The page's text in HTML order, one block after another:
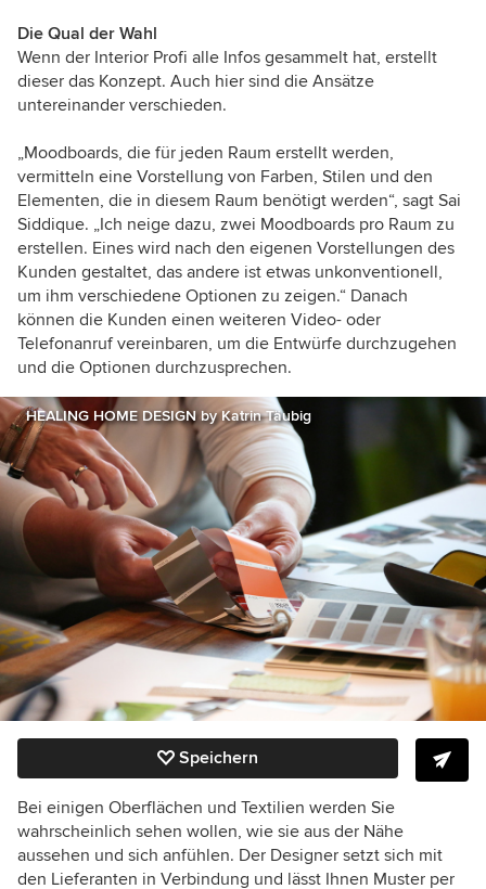
Die Qual der Wahl
Wenn der Interior Profi alle Infos gesammelt hat, erstellt
dieser das Konzept. Auch hier sind die Ansätze
untereinander verschieden.
„Moodboards, die für jeden Raum erstellt werden,
vermitteln eine Vorstellung von Farben, Stilen und den
Elementen, die in diesem Raum benötigt werden“, sagt Sai
Siddique. „Ich neige dazu, zwei Moodboards pro Raum zu
erstellen. Eines wird nach den eigenen Vorstellungen des
Kunden gestaltet, das andere ist etwas unkonventionell,
um ihm verschiedene Optionen zu zeigen.“ Danach
können die Kunden einen weiteren Video- oder
Telefonanruf vereinbaren, um die Entwürfe durchzugehen
und die Optionen durchzusprechen.
HEALING HOME DESIGN by Katrin Täubig
Speichern
Bei einigen Oberflächen und Textilien werden Sie
wahrscheinlich sehen wollen, wie sie aus der Nähe
aussehen und sich anfühlen. Der Designer setzt sich mit
den Lieferanten in Verbindung und lässt Ihnen Muster per